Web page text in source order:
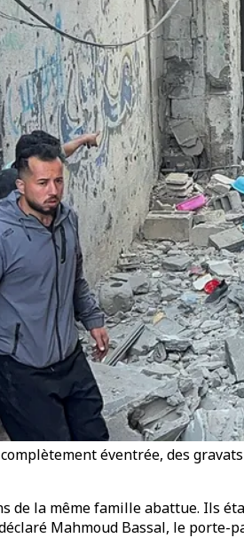
éventrée, des
la même famille abattue. Ils
Mahmoud Bassal, le porte-